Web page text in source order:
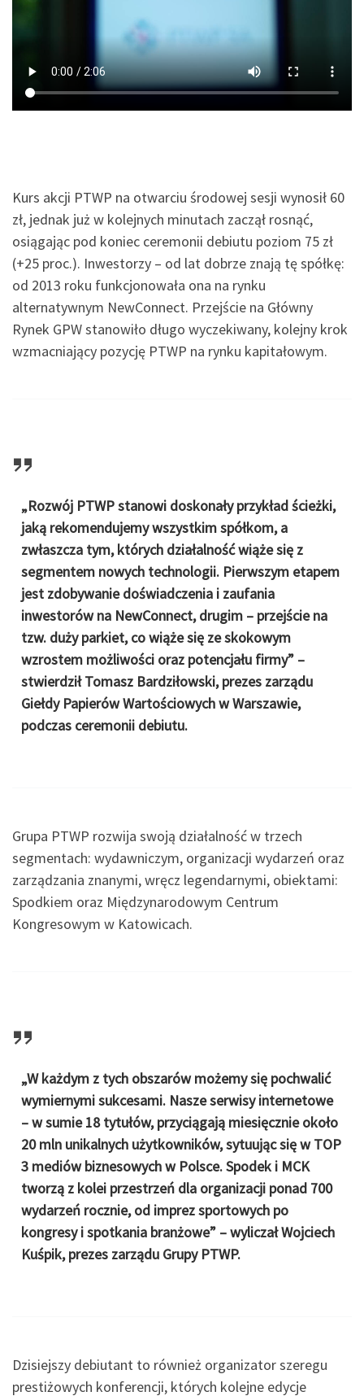
Kurs akcji PTWP na otwarciu środowej sesji wynosił 60
zł, jednak już w kolejnych minutach zaczął rosnąć,
osiągając pod koniec ceremonii debiutu poziom 75 zł
(+25 proc.). Inwestorzy – od lat dobrze znają tę spółkę:
od 2013 roku funkcjonowała ona na rynku
alternatywnym NewConnect. Przejście na Główny
Rynek GPW stanowiło długo wyczekiwany, kolejny krok
wzmacniający pozycję PTWP na rynku kapitałowym.
„Rozwój PTWP stanowi doskonały przykład ścieżki,
jaką rekomendujemy wszystkim spółkom, a
zwłaszcza tym, których działalność wiąże się z
segmentem nowych technologii. Pierwszym etapem
jest zdobywanie doświadczenia i zaufania
inwestorów na NewConnect, drugim – przejście na
tzw. duży parkiet, co wiąże się ze skokowym
wzrostem możliwości oraz potencjału firmy” –
stwierdził Tomasz Bardziłowski, prezes zarządu
Giełdy Papierów Wartościowych w Warszawie,
podczas ceremonii debiutu.
Grupa PTWP rozwija swoją działalność w trzech
segmentach: wydawniczym, organizacji wydarzeń oraz
zarządzania znanymi, wręcz legendarnymi, obiektami:
Spodkiem oraz Międzynarodowym Centrum
Kongresowym w Katowicach.
„W każdym z tych obszarów możemy się pochwalić
wymiernymi sukcesami. Nasze serwisy internetowe
– w sumie 18 tytułów, przyciągają miesięcznie około
20 mln unikalnych użytkowników, sytuując się w TOP
3 mediów biznesowych w Polsce. Spodek i MCK
tworzą z kolei przestrzeń dla organizacji ponad 700
wydarzeń rocznie, od imprez sportowych po
kongresy i spotkania branżowe” – wyliczał Wojciech
Kuśpik, prezes zarządu Grupy PTWP.
Dzisiejszy debiutant to również organizator szeregu
prestiżowych konferencji, których kolejne edycje